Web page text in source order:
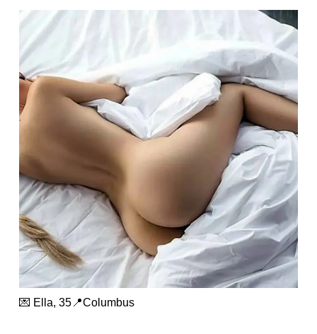
💌 Ella, 35📍Columbus